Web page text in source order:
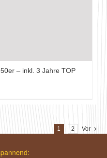
– inkl. 3 Jahre TOP
1 2 Vor